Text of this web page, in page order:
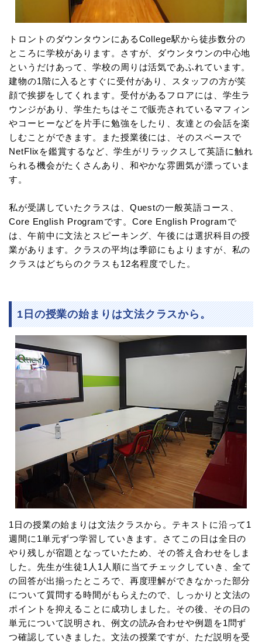
トロントのダウンタウンにあるCollege駅から徒歩数分の
ところに学校があります。さすが、ダウンタウンの中心地
というだけあって、学校の周りは活気であふれています。
建物の1階に入るとすぐに受付があり、スタッフの方が笑
顔で挨拶をしてくれます。受付があるフロアには、学生ラ
ウンジがあり、学生たちはそこで販売されているマフィン
やコーヒーなどを片手に勉強をしたり、友達との会話を楽
しむことができます。また授業後には、そのスペースで
NetFlixを鑑賞するなど、学生がリラックスして英語に触れ
られる機会がたくさんあり、和やかな雰囲気が漂っていま
す。
私が受講していたクラスは、Questの一般英語コース、
Core English Programです。Core English Programで
は、午前中に文法とスピーキング、午後には選択科目の授
業があります。クラスの平均は季節にもよりますが、私の
クラスはどちらのクラスも12名程度でした。
1日の授業の始まりは文法クラスから。
1日の授業の始まりは文法クラスから。テキストに沿って1
週間に1単元ずつ学習していきます。さてこの日は全日の
やり残しが宿題となっていたため、その答え合わせをしま
した。先生が生徒1人1人順に当てチェックしていき、全て
の回答が出揃ったところで、再度理解ができなかった部分
について質問する時間がもらえたので、しっかりと文法の
ポイントを抑えることに成功しました。その後、その日の
単元について説明され、例文の読み合わせや例題を1問ず
つ確認していきました。文法の授業ですが、ただ説明を受